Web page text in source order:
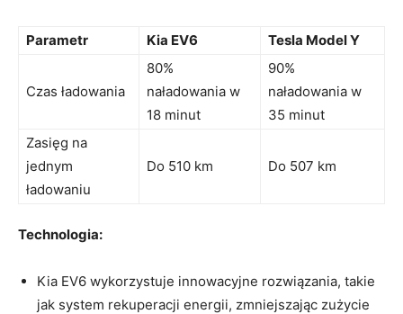
Parametr Kia‌ EV6 Tesla Model Y
Czas ładowania
80%
naładowania w
18 minut
90%
naładowania w
35 minut
Zasięg na
jednym
ładowaniu
Do 510 km Do ​507 km
Technologia:
Kia EV6 wykorzystuje‍ innowacyjne rozwiązania, takie
⁢jak system rekuperacji energii, zmniejszając zużycie